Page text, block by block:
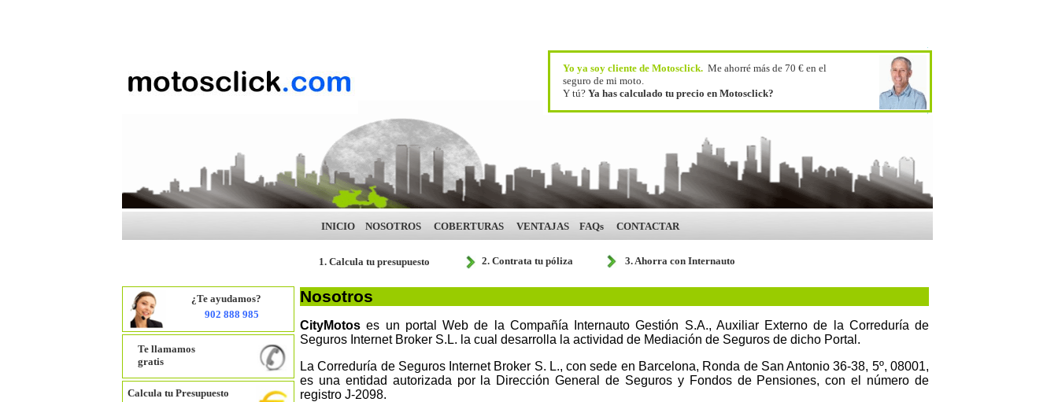
1. Calcula tu presupuesto 2. Contrata tu póliza 3. Ahorra con Internauto
902 888 985
¿Te ayudamos?
Te llamamos
gratis
Calcula tu Presupuesto
INICIO NOSOTROS COBERTURAS VENTAJAS FAQs CONTACTAR
Nosotros
CityMotos es un portal Web de la Compañía Internauto Gestión S.A., Auxiliar Externo de la Correduría de
Seguros Internet Broker S.L. la cual desarrolla la actividad de Mediación de Seguros de dicho Portal.
La Correduría de Seguros Internet Broker S. L., con sede en Barcelona, Ronda de San Antonio 36-38, 5º, 08001,
es una entidad autorizada por la Dirección General de Seguros y Fondos de Pensiones, con el número de
registro J-2098.
Yo ya soy cliente de Motosclick. Me ahorré más de 70 € en el
seguro de mi moto.
Y tú? Ya has calculado tu precio en Motosclick?